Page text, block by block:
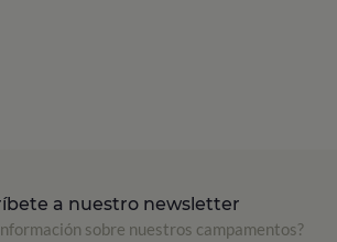
a nuestro newsletter
sobre nuestros campamentos?